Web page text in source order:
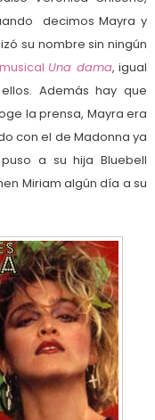
decimos Mayra y
su nombre sin ningún
Una dama, igual
Además hay que
la prensa, Mayra era
con el de Madonna ya
a su hija Bluebell
Miriam algún día a su